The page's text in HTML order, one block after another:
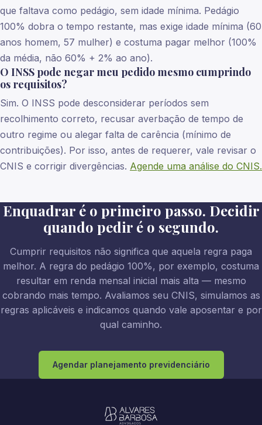
que faltava como pedágio, sem idade mínima. Pedágio
100% dobra o tempo restante, mas exige idade mínima (60
anos homem, 57 mulher) e costuma pagar melhor (100%
da média, não 60% + 2% ao ano).
O INSS pode negar meu pedido mesmo cumprindo
os requisitos?
Sim. O INSS pode desconsiderar períodos sem
recolhimento correto, recusar averbação de tempo de
outro regime ou alegar falta de carência (mínimo de
contribuições). Por isso, antes de requerer, vale revisar o
CNIS e corrigir divergências. Agende uma análise do CNIS.
Enquadrar é o primeiro passo. Decidir
quando pedir é o segundo.
Cumprir requisitos não significa que aquela regra paga
melhor. A regra do pedágio 100%, por exemplo, costuma
resultar em renda mensal inicial mais alta — mesmo
cobrando mais tempo. Avaliamos seu CNIS, simulamos as
regras aplicáveis e indicamos quando vale aposentar e por
qual caminho.
Agendar planejamento previdenciário